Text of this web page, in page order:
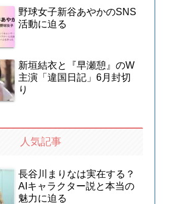
野球女子新谷あやかのSNS
活動に迫る
新垣結衣と『早瀬憩』のW
主演「違国日記」6月封切
り
人気記事
長谷川まりなは実在する？
AIキャラクター説と本当の
魅力に迫る